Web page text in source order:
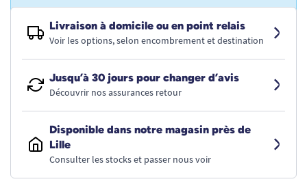
Livraison à domicile ou en point relais
Voir les options, selon encombrement et destination
Jusqu’à 30 jours pour changer d’avis
Découvrir nos assurances retour
Disponible dans notre magasin près de
Lille
Consulter les stocks et passer nous voir